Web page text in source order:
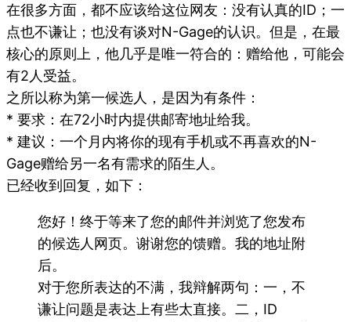
在很多方面，都不应该给这位网友：没有认真的ID；一
点也不谦让；也没有谈对N-Gage的认识。但是，在最
核心的原则上，他几乎是唯一符合的：赠给他，可能会
有2人受益。
之所以称为第一候选人，是因为有条件：
* 要求：在72小时内提供邮寄地址给我。
* 建议：一个月内将你的现有手机或不再喜欢的N-
Gage赠给另一名有需求的陌生人。
已经收到回复，如下：
您好！终于等来了您的邮件并浏览了您发布
的候选人网页。谢谢您的馈赠。我的地址附
后。
对于您所表达的不满，我辩解两句：一，不
谦让问题是表达上有些太直接。二，ID